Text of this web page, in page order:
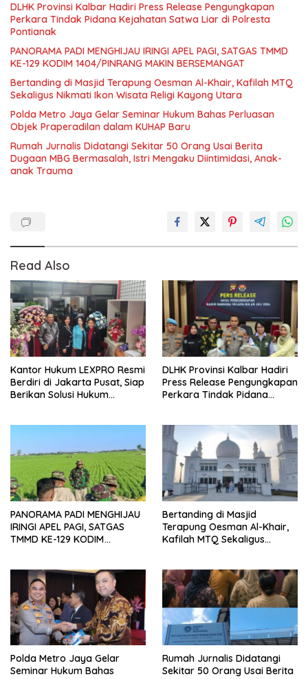
DLHK Provinsi Kalbar Hadiri Press Release Pengungkapan
Perkara Tindak Pidana Kejahatan Satwa Liar di Polresta
Pontianak
PANORAMA PADI MENGHIJAU IRINGI APEL PAGI, SATGAS TMMD
KE-129 KODIM 1404/PINRANG MAKIN BERSEMANGAT
Bertanding di Masjid Terapung Oesman Al-Khair, Kafilah MTQ
Sekaligus Nikmati Ikon Wisata Religi Kayong Utara
Polda Metro Jaya Gelar Seminar Hukum Bahas Perluasan
Objek Praperadilan dalam KUHAP Baru
Rumah Jurnalis Didatangi Sekitar 50 Orang Usai Berita
Dugaan MBG Bermasalah, Istri Mengaku Diintimidasi, Anak-
anak Trauma
Read Also
Kantor Hukum LEXPRO Resmi
Berdiri di Jakarta Pusat, Siap
Berikan Solusi Hukum
DLHK Provinsi Kalbar Hadiri
Press Release Pengungkapan
Perkara Tindak Pidana
PANORAMA PADI MENGHIJAU
IRINGI APEL PAGI, SATGAS
TMMD KE-129 KODIM
Bertanding di Masjid
Terapung Oesman Al-Khair,
Kafilah MTQ Sekaligus
Polda Metro Jaya Gelar
Seminar Hukum Bahas
Rumah Jurnalis Didatangi
Sekitar 50 Orang Usai Berita